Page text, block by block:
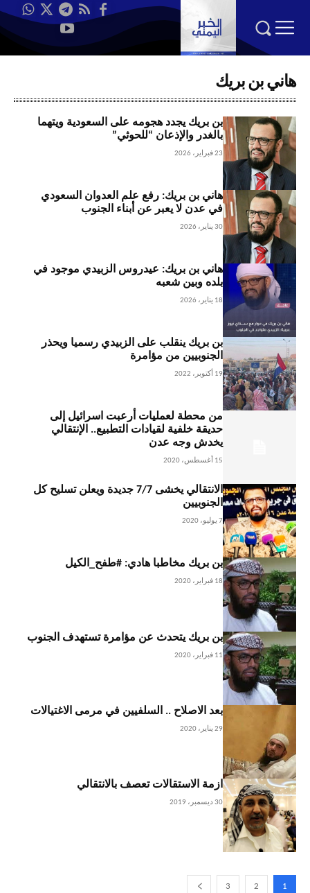
هاني بن بريك
بن بريك يجدد هجومه على السعودية ويتهما
بالغدر والإذعان “للحوثي”
23 فبراير، 2026
هاني بن بريك: رفع علم العدوان السعودي
في عدن لا يعبر عن أبناء الجنوب
30 يناير، 2026
هاني بن بريك: عيدروس الزبيدي موجود في
بلده وبين شعبه
18 يناير، 2026
بن بريك ينقلب على الزبيدي رسميا ويحذر
الجنوبيين من مؤامرة
19 أكتوبر، 2022
من محطة لعمليات أرعبت اسرائيل إلى
حديقة خلفية لقيادات التطبيع.. الإنتقالي
يخدش وجه عدن
15 أغسطس، 2020
الانتقالي يخشى 7/7 جديدة ويعلن تسليح كل
الجنوبيين
7 يوليو، 2020
بن بريك مخاطبا هادي: #طفح_الكيل
18 فبراير، 2020
بن بريك يتحدث عن مؤامرة تستهدف الجنوب
11 فبراير، 2020
بعد الاصلاح .. السلفيين في مرمى الاغتيالات
29 يناير، 2020
ازمة الاستقالات تعصف بالانتقالي
30 ديسمبر، 2019
1
2
3